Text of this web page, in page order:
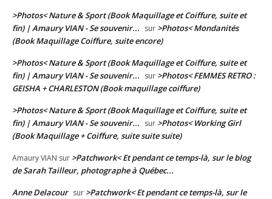
>Photos< Nature & Sport (Book Maquillage et Coiffure, suite et
fin) | Amaury VIAN - Se souvenir... sur >Photos< Mondanités
(Book Maquillage Coiffure, suite encore)
>Photos< Nature & Sport (Book Maquillage et Coiffure, suite et
fin) | Amaury VIAN - Se souvenir... sur >Photos< FEMMES RETRO :
GEISHA + CHARLESTON (Book maquillage coiffure)
>Photos< Nature & Sport (Book Maquillage et Coiffure, suite et
fin) | Amaury VIAN - Se souvenir... sur >Photos< Working Girl
(Book Maquillage + Coiffure, suite suite suite)
Amaury VIAN sur >Patchwork< Et pendant ce temps-là, sur le blog
de Sarah Tailleur, photographe à Québec...
Anne Delacour sur >Patchwork< Et pendant ce temps-là, sur le